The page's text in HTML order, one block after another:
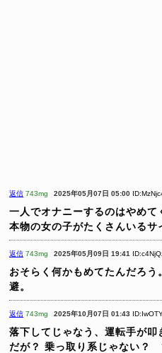
返信 743mg 2025年05月07日 05:00
一人でオナニーするのはやめて
本物の女の子がたくさんいる
返信 743mg 2025年05月09日 19:41
おそらく何かもめてたんだろう。
避。
返信 743mg 2025年10月07日 01:43
落下してじゃなう、運転手が
だが？ 乗っ取り系じゃない？